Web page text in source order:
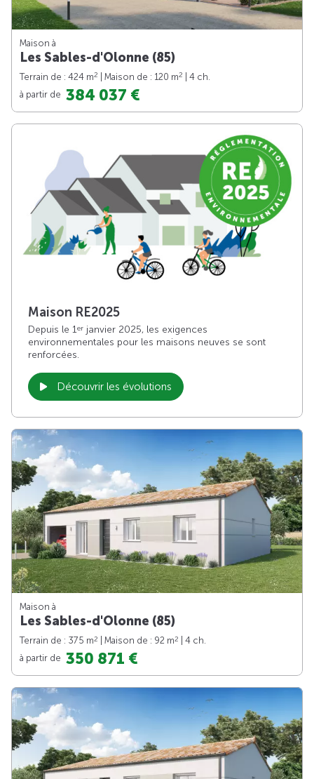
Maison à
Les Sables-d'Olonne (85)
Terrain de : 424 m2 | Maison de : 120 m2
| 4 ch.
à partir de 384 037 €
Maison RE2025
Depuis le 1er janvier 2025, les exigences
environnementales pour les maisons neuves se sont
renforcées.
Découvrir les évolutions
Maison à
Les Sables-d'Olonne (85)
Terrain de : 375 m2 | Maison de : 92 m2
| 4 ch.
à partir de 350 871 €